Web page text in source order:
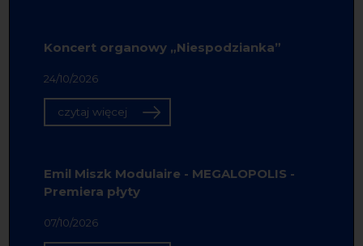
Koncert organowy „Niespodzianka”
24/10/2026
czytaj więcej
Emil Miszk Modulaire - MEGALOPOLIS -
Premiera płyty
07/10/2026